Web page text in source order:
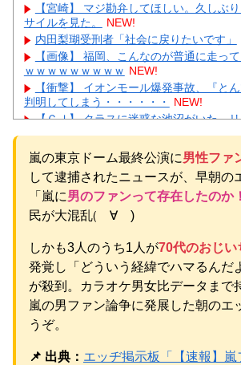
【宮崎】 マジ勘弁してほしい。久しぶ
サイルを見た。
NEW!
内田梨瑚受刑者「社会に戻りたいです」
【画像】 福岡、こんなのが普通に走っ
ｗｗｗｗｗｗｗｗｗ NEW!
【衝撃】 イオンモール爆発事故、『と
判明してしまう・・・・・・
NEW!
【ＧＪ】 クラスに迷惑な池沼がいた。
んで支援学級に入れないんですか？」先生
【衝撃】｢ブラに5000円は贅沢｣と妻を
正体にガル民が大激怒ｗｗｗ NEW!
【画像】 日産が社運をかけて発売する
NEW!
ガル民も真っ二つにｗｗｗ NEW!
元AKB社長、22億円申告漏れ 乃木坂46
パチンコ京楽産業に譲渡【ノース・リバ
元AKB社長、22億円申告漏れ 乃木坂46
パチンコ京楽産業に譲渡【ノース・リバ
嵐の東京ドーム最終公演に男性ファ
して逮捕されたニュースが、早朝の
「嵐に男のファンって存在したのか
民が大混乱(゚∀゚)
しかも3人のうち1人が70代のおじい
発覚し「どういう経緯でハマるんだ
が殺到。カラオケ男女比データまで
嵐の男ファン論争に発展した朝のエ
うぞ。
📌 出典： エッヂ掲示板「【速報】嵐